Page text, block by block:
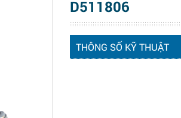
D511806
THÔNG SỐ KỸ THUẬT